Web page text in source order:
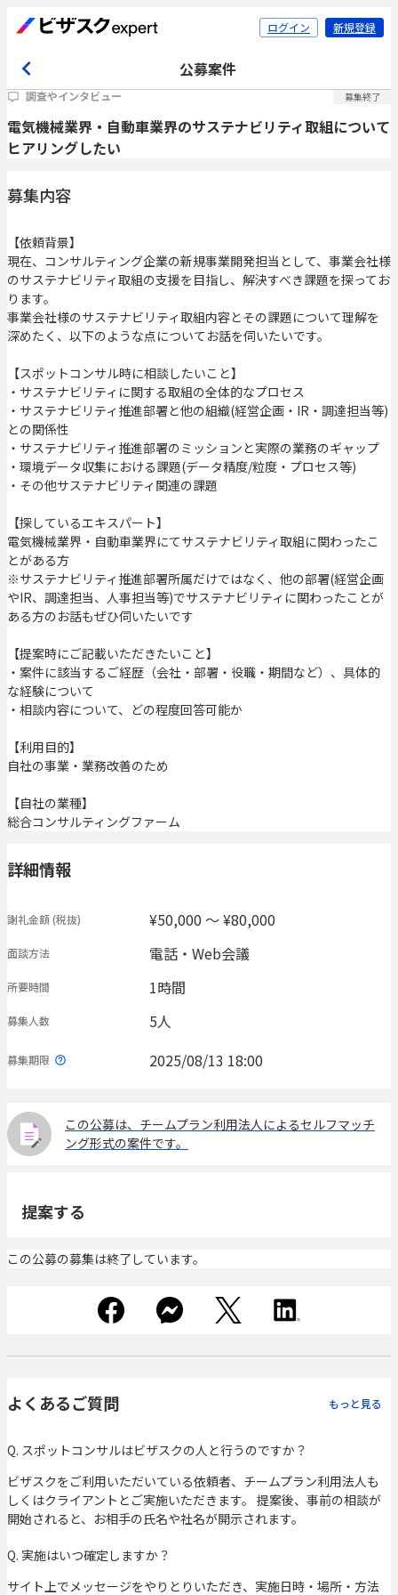
ログイン 新規登録
公募案件
調査やインタビュー 募集終了
電気機械業界・自動車業界のサステナビリティ取組について
ヒアリングしたい
募集内容
【依頼背景】
現在、コンサルティング企業の新規事業開発担当として、事業会社様
のサステナビリティ取組の支援を目指し、解決すべき課題を探ってお
ります。
事業会社様のサステナビリティ取組内容とその課題について理解を
深めたく、以下のような点についてお話を伺いたいです。
【スポットコンサル時に相談したいこと】
・サステナビリティに関する取組の全体的なプロセス
・サステナビリティ推進部署と他の組織(経営企画・IR・調達担当等)
との関係性
・サステナビリティ推進部署のミッションと実際の業務のギャップ
・環境データ収集における課題(データ精度/粒度・プロセス等)
・その他サステナビリティ関連の課題
【探しているエキスパート】
電気機械業界・自動車業界にてサステナビリティ取組に関わったこ
とがある方
※サステナビリティ推進部署所属だけではなく、他の部署(経営企画
やIR、調達担当、人事担当等)でサステナビリティに関わったことが
ある方のお話もぜひ伺いたいです
【提案時にご記載いただきたいこと】
・案件に該当するご経歴（会社・部署・役職・期間など）、具体的
な経験について
・相談内容について、どの程度回答可能か
【利用目的】
自社の事業・業務改善のため
【自社の業種】
総合コンサルティングファーム
詳細情報
謝礼金額(税抜) ¥50,000 〜 ¥80,000
面談方法 電話・Web会議
所要時間 1時間
募集人数 5人
募集期限 2025/08/13 18:00
この公募は、チームプラン利用法人によるセルフマッチ
ング形式の案件です。
提案する
この公募の募集は終了しています。
よくあるご質問 もっと見る
Q. スポットコンサルはビザスクの人と行うのですか？
ビザスクをご利用いただいている依頼者、チームプラン利用法人も
しくはクライアントとご実施いただきます。 提案後、事前の相談が
開始されると、お相手の氏名や社名が開示されます。
Q. 実施はいつ確定しますか？
サイト上でメッセージをやりとりいただき、実施日時・場所・方法